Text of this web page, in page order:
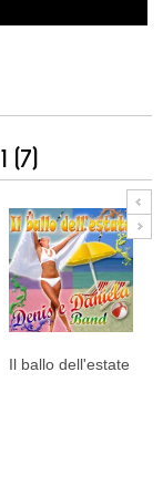
(7)
Il ballo dell'estate